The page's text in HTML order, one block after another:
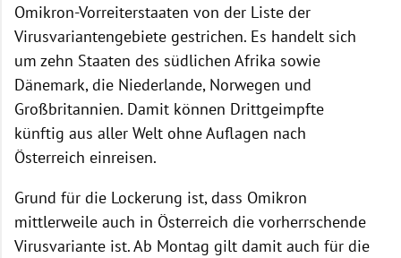
Omikron-Vorreiterstaaten von der Liste der
Virusvariantengebiete gestrichen. Es handelt sich
um zehn Staaten des südlichen Afrika sowie
Dänemark, die Niederlande, Norwegen und
Großbritannien. Damit können Drittgeimpfte
künftig aus aller Welt ohne Auflagen nach
Österreich einreisen.
Grund für die Lockerung ist, dass Omikron
mittlerweile auch in Österreich die vorherrschende
Virusvariante ist. Ab Montag gilt damit auch für die